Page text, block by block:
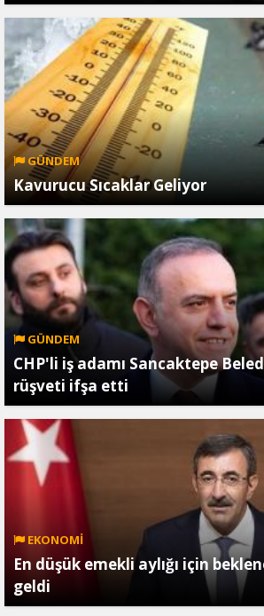
GÜNDEM
Kavurucu Sıcaklar Geliyor
GÜNDEM
CHP'li iş adamı Sancaktepe
rüşveti ifşa etti
EKONOMİ
En düşük emekli aylığı için
geldi